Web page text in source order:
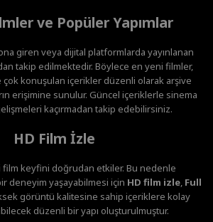
ve Popüler Yapımlar
giren veya dijital platformlarda yayınlanan
takip edilmektedir. Böylece en yeni filmler,
çok konuşulan içerikler düzenli olarak arşive
erişimine sunulur. Güncel içeriklerle sinema
kaçırmadan takip edebilirsiniz.
HD Film İzle
keyfini doğrudan etkiler. Bu nedenle
deneyim yaşayabilmesi için HD film izle, Full
görüntü kalitesine sahip içeriklere kolay
düzenli bir yapı oluşturulmuştur.